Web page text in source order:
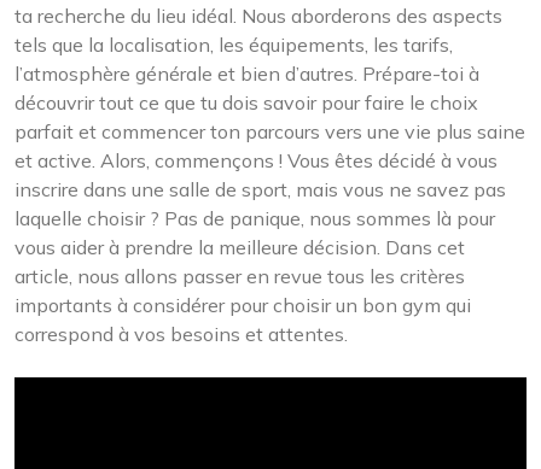
ta recherche du lieu idéal. Nous aborderons des aspects
tels que la localisation, les équipements, les tarifs,
l’atmosphère générale et bien d’autres. Prépare-toi à
découvrir tout ce que tu dois savoir pour faire le choix
parfait et commencer ton parcours vers une vie plus saine
et active. Alors, commençons ! Vous êtes décidé à vous
inscrire dans une salle de sport, mais vous ne savez pas
laquelle choisir ? Pas de panique, nous sommes là pour
vous aider à prendre la meilleure décision. Dans cet
article, nous allons passer en revue tous les critères
importants à considérer pour choisir un bon gym qui
correspond à vos besoins et attentes.